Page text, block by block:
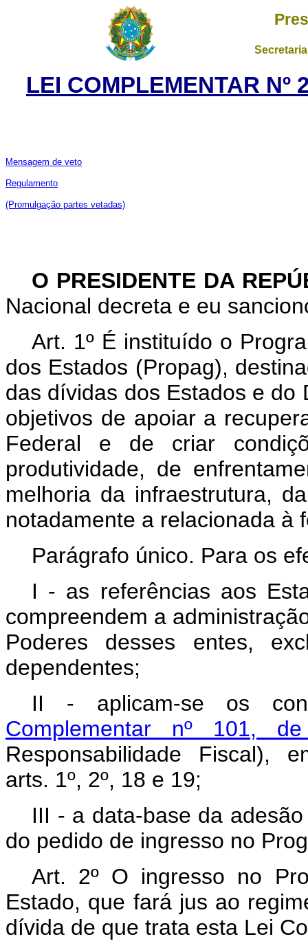
LEI COMPLEMENTAR Nº
Mensagem de veto
Regulamento
(Promulgação partes vetadas)
O PRESIDENTE DA
Nacional decreta e eu
Art. 1º É instituído o
dos Estados (Propag),
das dívidas dos Estados e do
objetivos de apoiar a
Federal e de criar
produtividade, de
melhoria da infraestrutura,
notadamente a relacionada à
Parágrafo único. Para os
I - as referências aos
compreendem a
Poderes desses entes,
dependentes;
II - aplicam-se os
Complementar nº 101,
Responsabilidade Fiscal),
arts. 1º, 2º, 18 e 19;
III - a data-base da
do pedido de ingresso no
Art. 2º O ingresso no
Estado, que fará jus ao
dívida de que trata esta Lei